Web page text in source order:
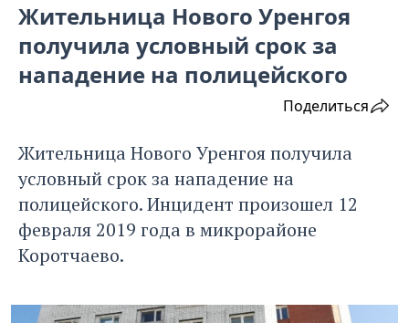
Жительница Нового Уренгоя
получила условный срок за
нападение на полицейского
Поделиться
Жительница Нового Уренгоя получила
условный срок за нападение на
полицейского. Инцидент произошел 12
февраля 2019 года в микрорайоне
Коротчаево.